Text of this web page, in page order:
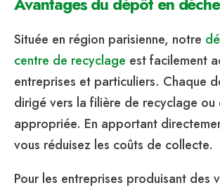
Située en région parisienne, notre
centre de recyclage est facilement
entreprises et particuliers. Chaque
dirigé vers la filière de recyclage
appropriée. En apportant
vous réduisez les coûts de collecte.
Pour les entreprises produisant des